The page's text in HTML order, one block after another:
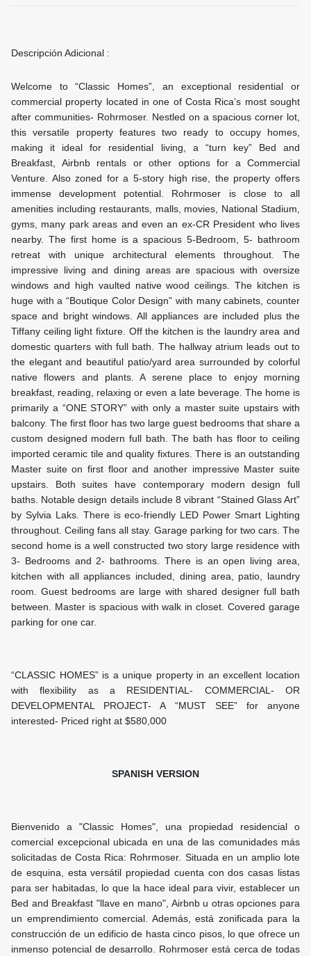
Descripción Adicional :
Welcome to “Classic Homes”, an exceptional residential or
commercial property located in one of Costa Rica’s most sought
after communities- Rohrmoser. Nestled on a spacious corner lot,
this versatile property features two ready to occupy homes,
making it ideal for residential living, a “turn key” Bed and
Breakfast, Airbnb rentals or other options for a Commercial
Venture. Also zoned for a 5-story high rise, the property offers
immense development potential. Rohrmoser is close to all
amenities including restaurants, malls, movies, National Stadium,
gyms, many park areas and even an ex-CR President who lives
nearby. The first home is a spacious 5-Bedroom, 5- bathroom
retreat with unique architectural elements throughout. The
impressive living and dining areas are spacious with oversize
windows and high vaulted native wood ceilings. The kitchen is
huge with a “Boutique Color Design” with many cabinets, counter
space and bright windows. All appliances are included plus the
Tiffany ceiling light fixture. Off the kitchen is the laundry area and
domestic quarters with full bath. The hallway atrium leads out to
the elegant and beautiful patio/yard area surrounded by colorful
native flowers and plants. A serene place to enjoy morning
breakfast, reading, relaxing or even a late beverage. The home is
primarily a “ONE STORY” with only a master suite upstairs with
balcony. The first floor has two large guest bedrooms that share a
custom designed modern full bath. The bath has floor to ceiling
imported ceramic tile and quality fixtures. There is an outstanding
Master suite on first floor and another impressive Master suite
upstairs. Both suites have contemporary modern design full
baths. Notable design details include 8 vibrant “Stained Glass Art”
by Sylvia Laks. There is eco-friendly LED Power Smart Lighting
throughout. Ceiling fans all stay. Garage parking for two cars. The
second home is a well constructed two story large residence with
3- Bedrooms and 2- bathrooms. There is an open living area,
kitchen with all appliances included, dining area, patio, laundry
room. Guest bedrooms are large with shared designer full bath
between. Master is spacious with walk in closet. Covered garage
parking for one car.
“CLASSIC HOMES” is a unique property in an excellent location
with flexibility as a RESIDENTIAL- COMMERCIAL- OR
DEVELOPMENTAL PROJECT- A “MUST SEE” for anyone
interested- Priced right at $580,000
SPANISH VERSION
Bienvenido a "Classic Homes", una propiedad residencial o
comercial excepcional ubicada en una de las comunidades más
solicitadas de Costa Rica: Rohrmoser. Situada en un amplio lote
de esquina, esta versátil propiedad cuenta con dos casas listas
para ser habitadas, lo que la hace ideal para vivir, establecer un
Bed and Breakfast "llave en mano", Airbnb u otras opciones para
un emprendimiento comercial. Además, está zonificada para la
construcción de un edificio de hasta cinco pisos, lo que ofrece un
inmenso potencial de desarrollo. Rohrmoser está cerca de todas